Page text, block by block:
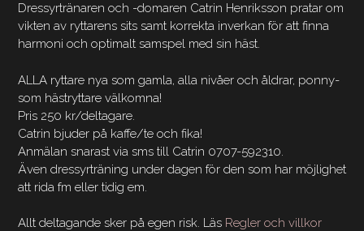
Dressyrtränaren och -domaren Catrin Henriksson pratar om
vikten av ryttarens sits samt korrekta inverkan för att finna
harmoni och optimalt samspel med sin häst.
ALLA ryttare nya som gamla, alla nivåer och åldrar, ponny-
som hästryttare välkomna!
Pris 250 kr/deltagare.
Catrin bjuder på kaffe/te och fika!
Anmälan snarast via sms till Catrin 0707-592310.
Även dressyrträning under dagen för den som har möjlighet
att rida fm eller tidig em.
Allt deltagande sker på egen risk. Läs Regler och villkor